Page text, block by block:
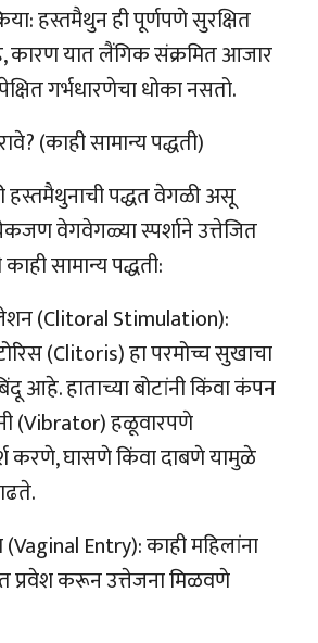
हस्तमैथुन ही पूर्णपणे सुरक्षित
कारण यात लैंगिक संक्रमित आजार
गर्भधारणेचा धोका नसतो.
(काही सामान्य पद्धती)
हस्तमैथुनाची पद्धत वेगळी असू
वेगवेगळ्या स्पर्शाने उत्तेजित
सामान्य पद्धती:
(Clitoral Stimulation):
(Clitoris) हा परमोच्च सुखाचा
आहे. हाताच्या बोटांनी किंवा कंपन
(Vibrator) हळूवारपणे
करणे, घासणे किंवा दाबणे यामुळे
(Vaginal Entry): काही महिलांना
प्रवेश करून उत्तेजना मिळवणे